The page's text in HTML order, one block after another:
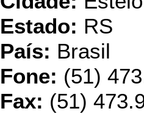
Estado: RS
País: Brasil
Fone: (51)
Fax: (51)